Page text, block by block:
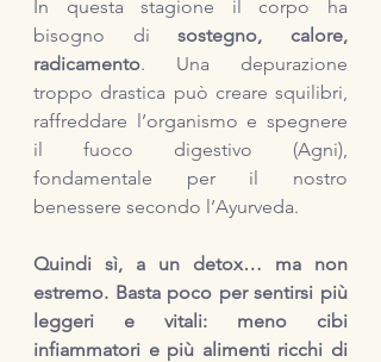
In questa stagione il corpo ha
bisogno di sostegno, calore,
radicamento. Una depurazione
troppo drastica può creare squilibri,
raffreddare l’organismo e spegnere
il fuoco digestivo (Agni),
fondamentale per il nostro
benessere secondo l’Ayurveda.
Quindi sì, a un detox… ma non
estremo. Basta poco per sentirsi più
leggeri e vitali: meno cibi
infiammatori e più alimenti ricchi di